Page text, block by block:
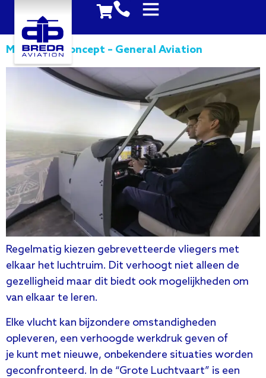
Multi Pilot Concept – General Aviation
Regelmatig kiezen gebrevetteerde vliegers met
elkaar het luchtruim. Dit verhoogt niet alleen de
gezelligheid maar dit biedt ook mogelijkheden om
van elkaar te leren.
Elke vlucht kan bijzondere omstandigheden
opleveren, een verhoogde werkdruk geven of
je kunt met nieuwe, onbekendere situaties worden
geconfronteerd. In de “Grote Luchtvaart” is een